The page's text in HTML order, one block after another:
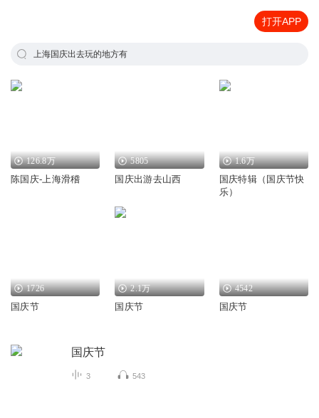
打开APP
上海国庆出去玩的地方有
126.8万
陈国庆-上海滑稽
5805
国庆出游去山西
1.6万
国庆特辑（国庆节快
乐）
1726
国庆节
2.1万
国庆节
4542
国庆节
国庆节
3 543